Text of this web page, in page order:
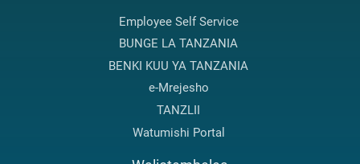
Employee Self Service
BUNGE LA TANZANIA
BENKI KUU YA TANZANIA
e-Mrejesho
TANZLII
Watumishi Portal